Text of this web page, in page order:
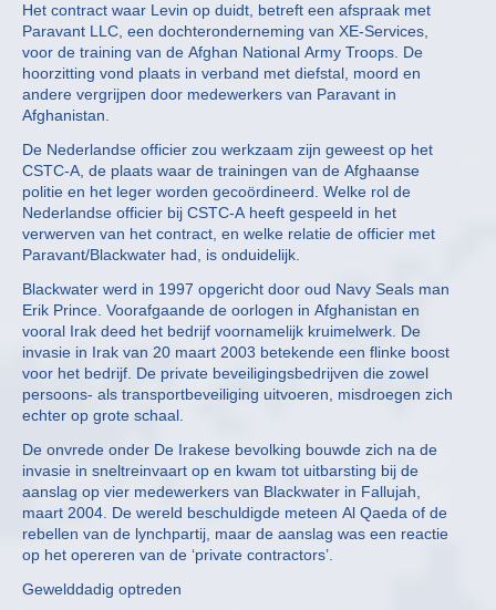
Het contract waar Levin op duidt, betreft een afspraak met
Paravant LLC, een dochteronderneming van XE-Services,
voor de training van de Afghan National Army Troops. De
hoorzitting vond plaats in verband met diefstal, moord en
andere vergrijpen door medewerkers van Paravant in
Afghanistan.
De Nederlandse officier zou werkzaam zijn geweest op het
CSTC-A, de plaats waar de trainingen van de Afghaanse
politie en het leger worden gecoördineerd. Welke rol de
Nederlandse officier bij CSTC-A heeft gespeeld in het
verwerven van het contract, en welke relatie de officier met
Paravant/Blackwater had, is onduidelijk.
Blackwater werd in 1997 opgericht door oud Navy Seals man
Erik Prince. Voorafgaande de oorlogen in Afghanistan en
vooral Irak deed het bedrijf voornamelijk kruimelwerk. De
invasie in Irak van 20 maart 2003 betekende een flinke boost
voor het bedrijf. De private beveiligingsbedrijven die zowel
persoons- als transportbeveiliging uitvoeren, misdroegen zich
echter op grote schaal.
De onvrede onder De Irakese bevolking bouwde zich na de
invasie in sneltreinvaart op en kwam tot uitbarsting bij de
aanslag op vier medewerkers van Blackwater in Fallujah,
maart 2004. De wereld beschuldigde meteen Al Qaeda of de
rebellen van de lynchpartij, maar de aanslag was een reactie
op het opereren van de ‘private contractors’.
Gewelddadig optreden